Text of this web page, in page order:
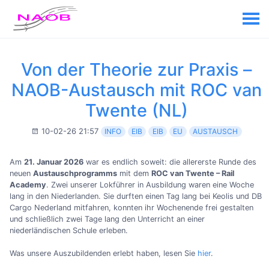
Von der Theorie zur Praxis –
NAOB-Austausch mit ROC van
Twente (NL)
10-02-26 21:57 INFO EIB EIB EU AUSTAUSCH
Am 21. Januar 2026 war es endlich soweit: die allererste Runde des
neuen Austauschprogramms mit dem ROC van Twente – Rail
Academy. Zwei unserer Lokführer in Ausbildung waren eine Woche
lang in den Niederlanden. Sie durften einen Tag lang bei Keolis und DB
Cargo Nederland mitfahren, konnten ihr Wochenende frei gestalten
und schließlich zwei Tage lang den Unterricht an einer
niederländischen Schule erleben.
Was unsere Auszubildenden erlebt haben, lesen Sie hier.